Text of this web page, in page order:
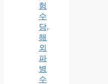
험
수
당,
해
외
파
병
수